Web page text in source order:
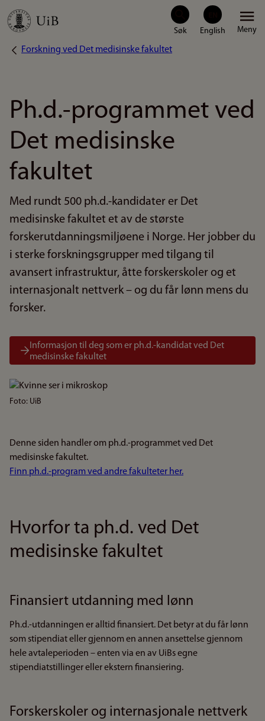
Hopp
hovedinnhold
Meny
Navigasjonssti
Forskning ved Det medisinske fakultet
Ph.d.-programmet ved
Det medisinske
fakultet
Med rundt 500 ph.d.-kandidater er Det
medisinske fakultet et av de største
forskerutdanningsmiljøene i Norge. Her jobber du
i sterke forskningsgrupper med tilgang til
avansert infrastruktur, åtte forskerskoler og et
internasjonalt nettverk – og du får lønn mens du
forsker.
Informasjon til deg som er ph.d.-kandidat ved Det
medisinske fakultet
Bilde
Foto: UiB
Denne siden handler om ph.d.-programmet ved Det
medisinske fakultet.
Finn ph.d.-program ved andre fakulteter her.
Hvorfor ta ph.d. ved Det
medisinske fakultet
Finansiert utdanning med lønn
Ph.d.-utdanningen er alltid finansiert. Det betyr at du får lønn
som stipendiat eller gjennom en annen ansettelse gjennom
hele avtaleperioden – enten via en av UiBs egne
stipendiatstillinger eller ekstern finansiering.
Forskerskoler og internasjonale nettverk